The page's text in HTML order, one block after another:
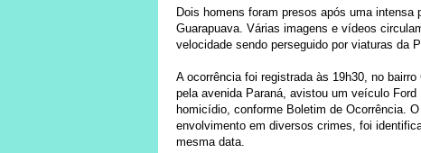
Dois homens foram presos após uma
Guarapuava. Várias imagens e vídeos
velocidade sendo perseguido por viaturas da
A ocorrência foi registrada às 19h30, no
pela avenida Paraná, avistou um veículo
homicídio, conforme Boletim de Ocorrência.
envolvimento em diversos crimes, foi
mesma data.